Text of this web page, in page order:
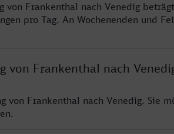
von Frankenthal nach Venedig
pro Tag. An Wochenenden und
von Frankenthal nach
Frankenthal nach Venedig. Sie